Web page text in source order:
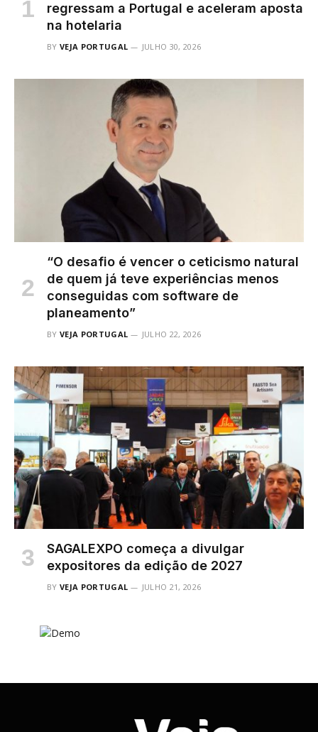
regressam a Portugal e aceleram aposta
na hotelaria
BY VEJA PORTUGAL JULHO 30, 2026
“O desafio é vencer o ceticismo natural
de quem já teve experiências menos
conseguidas com software de
planeamento”
BY VEJA PORTUGAL JULHO 22, 2026
SAGALEXPO começa a divulgar
expositores da edição de 2027
BY VEJA PORTUGAL JULHO 21, 2026